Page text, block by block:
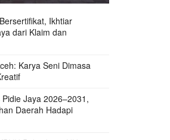
Ikhtiar
dari Klaim dan
Karya Seni Dimasa
Jaya 2026–2031,
Daerah Hadapi